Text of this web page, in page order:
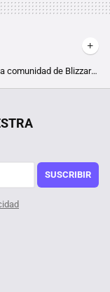
Warcraft tiene su propio Mario Kart para PC. La comunidad de Blizzard nos trae diversión gratis y a raudales
SUSCRIBIR